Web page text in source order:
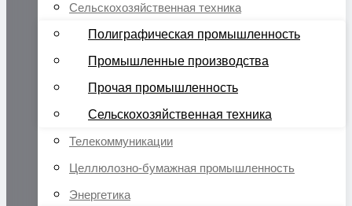
Сельскохозяйственная техника
Полиграфическая промышленность
Промышленные производства
Прочая промышленность
Сельскохозяйственная техника
Телекоммуникации
Целлюлозно-бумажная промышленность
Энергетика